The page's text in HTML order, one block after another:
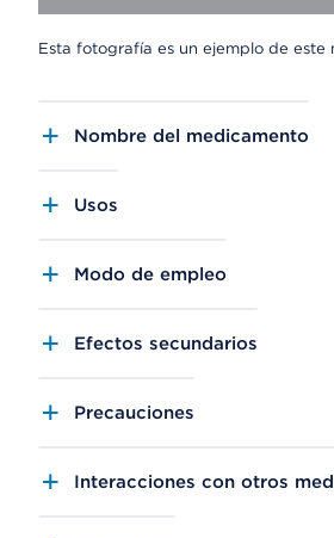
Esta fotografía es un ejemplo de este
Nombre del medicamento
Usos
Modo de empleo
Efectos secundarios
Precauciones
Interacciones con otros